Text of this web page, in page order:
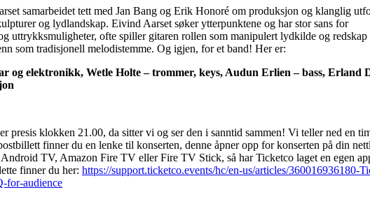
samarbeidet tett med Jan Bang og Erik Honoré om produksjon og klanglig
og lydlandskap. Eivind Aarset søker ytterpunktene og har stor sans for
uttrykksmuligheter, ofte spiller gitaren rollen som manipulert lydkilde og
som tradisjonell melodistemme. Og igjen, for et band! Her er:
og elektronikk, Wetle Holte – trommer, keys, Audun Erlien – bass, Erland
presis klokken 21.00, da sitter vi og ser den i sanntid sammen! Vi teller ned en
finner du en lenke til konserten, denne åpner opp for konserten på din
TV, Amazon Fire TV eller Fire TV Stick, så har Ticketco laget en egen
finner du her: https://support.ticketco.events/hc/en-us/articles/360016936180-
for-audience